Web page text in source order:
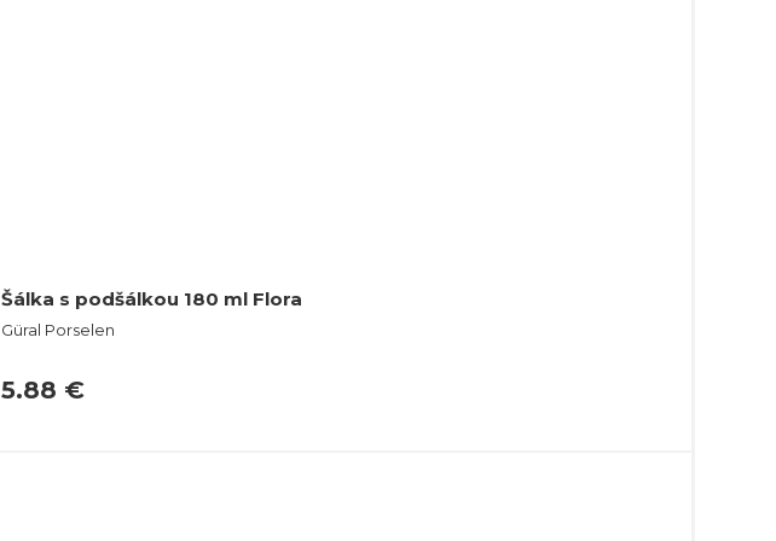
Šálka s podšálkou 180 ml Flora
Güral Porselen
5.88 €